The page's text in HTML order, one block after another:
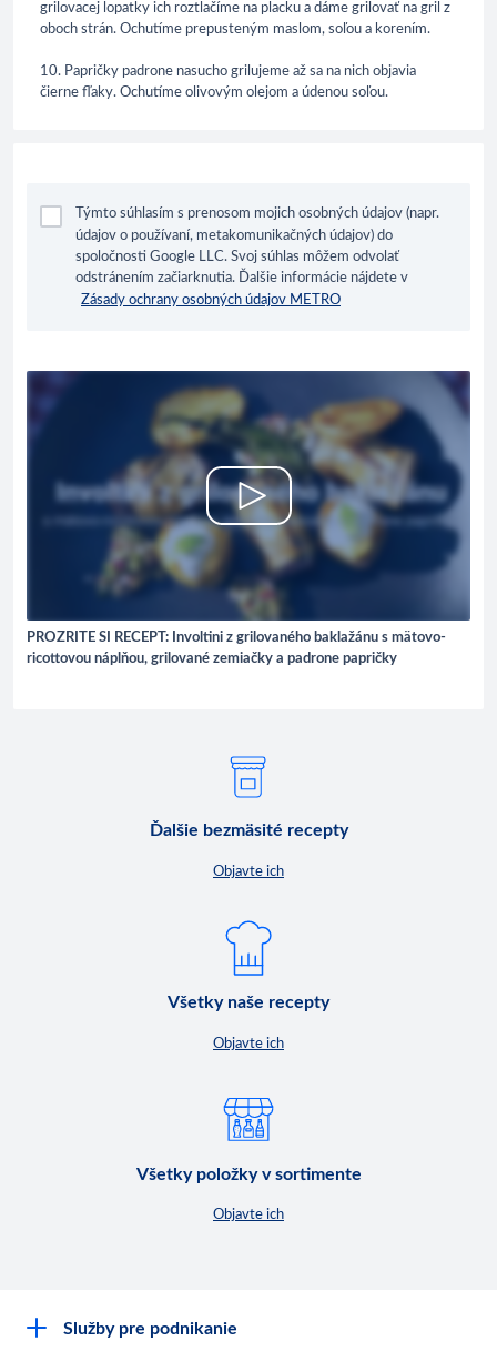
grilovacej lopatky ich roztlačíme na placku a dáme grilovať na gril z
oboch strán. Ochutíme prepusteným maslom, soľou a korením.
10. Papričky padrone nasucho grilujeme až sa na nich objavia
čierne fľaky. Ochutíme olivovým olejom a údenou soľou.
Týmto súhlasím s prenosom mojich osobných údajov (napr.
údajov o používaní, metakomunikačných údajov) do
spoločnosti Google LLC. Svoj súhlas môžem odvolať
odstránením začiarknutia. Ďalšie informácie nájdete v
Zásady ochrany osobných údajov METRO
PROZRITE SI RECEPT: Involtini z grilovaného baklažánu s mätovo-
ricottovou náplňou, grilované zemiačky a padrone papričky
Ďalšie bezmäsité recepty
Objavte ich
Všetky naše recepty
Objavte ich
Všetky položky v sortimente
Objavte ich
Služby pre podnikanie